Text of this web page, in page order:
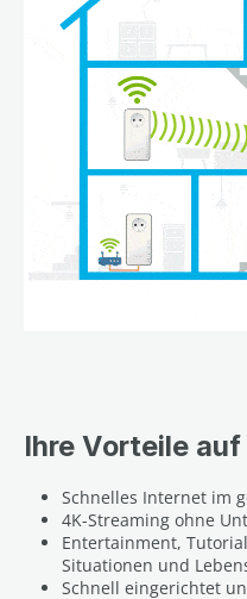
Ihre Vorteile
Schnelles Internet im
4K-Streaming ohne
Entertainment,
Situationen und
Schnell eingerichtet